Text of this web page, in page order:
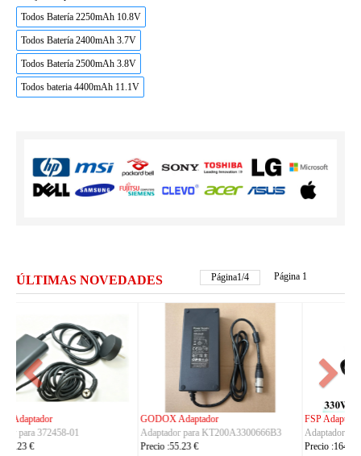
Todos Batería 2250mAh 10.8V
Todos Batería 2400mAh 3.7V
Todos Batería 2500mAh 3.8V
Todos bateria 4400mAh 11.1V
ÚLTIMAS NOVEDADES Página2/4 Página 1
FSP Adaptador
Adaptador para FSP330-ACAU3
Precio :164.23 €
HUAWEI Adaptador
Adaptador para S190126D1D
Precio :40.23 €